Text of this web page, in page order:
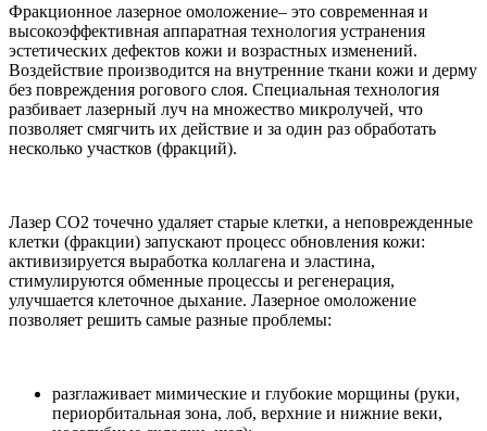
Фракционное лазерное омоложение– это современная и
высокоэффективная аппаратная технология устранения
эстетических дефектов кожи и возрастных изменений.
Воздействие производится на внутренние ткани кожи и дерму
без повреждения рогового слоя. Специальная технология
разбивает лазерный луч на множество микролучей, что
позволяет смягчить их действие и за один раз обработать
несколько участков (фракций).
Лазер СО2 точечно удаляет старые клетки, а неповрежденные
клетки (фракции) запускают процесс обновления кожи:
активизируется выработка коллагена и эластина,
стимулируются обменные процессы и регенерация,
улучшается клеточное дыхание. Лазерное омоложение
позволяет решить самые разные проблемы:
разглаживает мимические и глубокие морщины (руки,
периорбитальная зона, лоб, верхние и нижние веки,